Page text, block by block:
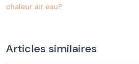
chaleur air eau?
Articles similaires